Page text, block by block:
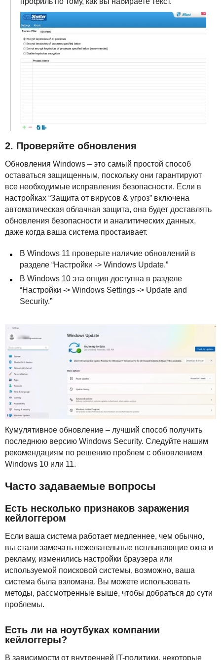
2. Проверяйте обновления
Обновления Windows – это самый простой способ
оставаться защищенным, поскольку они гарантируют
все необходимые исправления безопасности. Если в
настройках “Защита от вирусов & угроз” включена
автоматическая облачная защита, она будет доставлять
обновления безопасности и аналитических данных,
даже когда ваша система простаивает.
В Windows 11 проверьте наличие обновлений в
разделе “Настройки -> Windows Update.”
В Windows 10 эта опция доступна в разделе
“Настройки -> Windows Settings -> Update and
Security.”
Кумулятивное обновление – лучший способ получить
последнюю версию Windows Security. Следуйте нашим
рекомендациям по решению проблем с обновлением
Windows 10 или 11.
Часто задаваемые вопросы
Есть несколько признаков заражения
кейлоггером
Если ваша система работает медленнее, чем обычно,
вы стали замечать нежелательные всплывающие окна и
рекламу, изменились настройки браузера или
используемой поисковой системы, возможно, ваша
система была взломана. Вы можете использовать
методы, рассмотренные выше, чтобы добраться до сути
проблемы.
Есть ли на ноутбуках компании
кейлоггеры?
В зависимости от внутренней IT-политики, некоторые